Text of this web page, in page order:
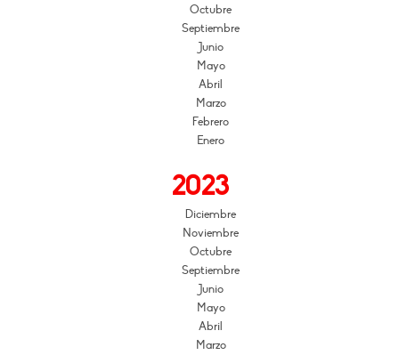
Octubre
Septiembre
Junio
Mayo
Abril
Marzo
Febrero
Enero
2023
Diciembre
Noviembre
Octubre
Septiembre
Junio
Mayo
Abril
Marzo